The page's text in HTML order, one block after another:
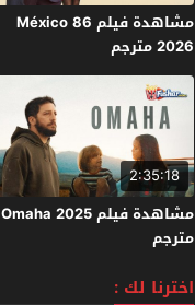
مشاهدة فيلم México 86
2026 مترجم
2:35:18
مشاهدة فيلم Omaha 2025
مترجم
اخترنا لك :